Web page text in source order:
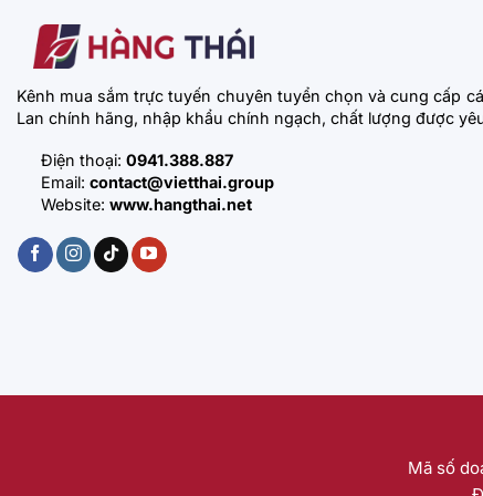
Kênh mua sắm trực tuyến chuyên tuyển chọn và cung cấp
Lan chính hãng, nhập khẩu chính ngạch, chất lượng được
Điện thoại: 0941.388.887
Email: contact@vietthai.group
Website: www.hangthai.net
Mã số